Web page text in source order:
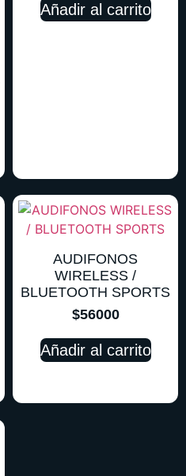
Añadir al carrito
AUDIFONOS
WIRELESS /
BLUETOOTH SPORTS
$56000
Añadir al carrito